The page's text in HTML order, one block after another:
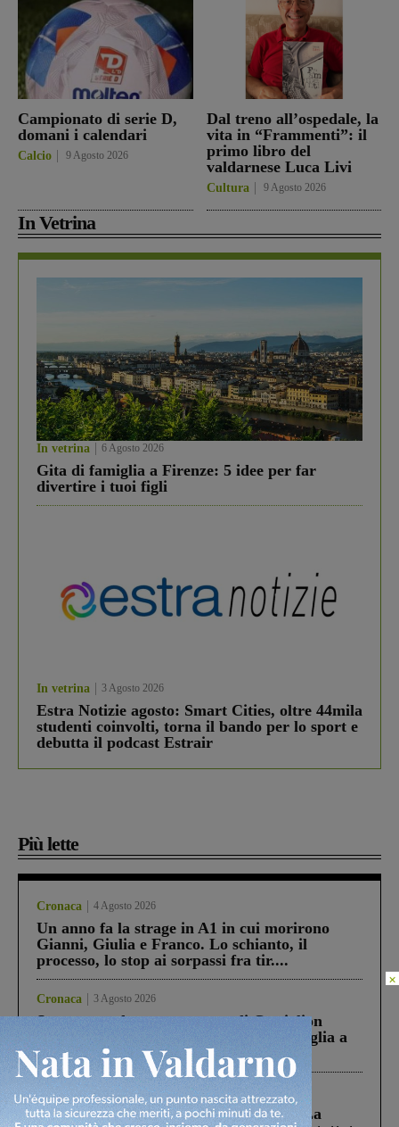
Campionato di serie D,
domani i calendari
Calcio 9 Agosto 2026
Dal treno all’ospedale, la
vita in “Frammenti”: il
primo libro del
valdarnese Luca Livi
Cultura 9 Agosto 2026
In Vetrina
In vetrina 6 Agosto 2026
Gita di famiglia a Firenze: 5 idee per far
divertire i tuoi figli
In vetrina 3 Agosto 2026
Estra Notizie agosto: Smart Cities, oltre 44mila
studenti coinvolti, torna il bando per lo sport e
debutta il podcast Estrair
Più lette
Cronaca 4 Agosto 2026
Un anno fa la strage in A1 in cui morirono
Gianni, Giulia e Franco. Lo schianto, il
processo, lo stop ai sorpassi fra tir....
Cronaca 3 Agosto 2026
Scomparso da una struttura di Castiglion
Fiorentino l’uomo che aveva ucciso la figlia a
Levane nel 2020
Cronaca 5 Agosto 2026
Continuano le ricerche di Miah Billal. La
×